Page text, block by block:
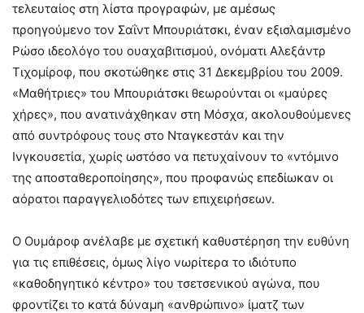
τελευταίος στη λίστα προγραφών, με αμέσως
προηγούμενο τον Σαΐντ Μπουριάτσκι, έναν εξισλαμισμένο
Ρώσο ιδεολόγο του ουαχαβιτισμού, ονόματι Αλεξάντρ
Τιχομίροφ, που σκοτώθηκε στις 31 Δεκεμβρίου του 2009.
«Μαθήτριες» του Μπουριάτσκι θεωρούνται οι «μαύρες
χήρες», που ανατινάχθηκαν στη Μόσχα, ακολουθούμενες
από συντρόφους τους στο Νταγκεστάν και την
Ινγκουσετία, χωρίς ωστόσο να πετυχαίνουν το «ντόμινο
της αποσταθεροποίησης», που προφανώς επεδίωκαν οι
αόρατοι παραγγελιοδότες των επιχειρήσεων.
Ο Ουμάροφ ανέλαβε με σχετική καθυστέρηση την ευθύνη
για τις επιθέσεις, όμως λίγο νωρίτερα το ιδιότυπο
«καθοδηγητικό κέντρο» του τσετσενικού αγώνα, που
φροντίζει το κατά δύναμη «ανθρώπινο» ίματζ των